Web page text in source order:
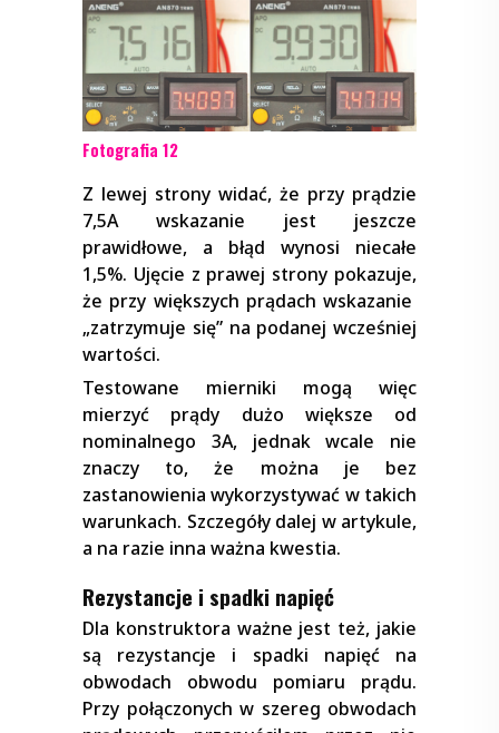
Fotografia 12
Z lewej strony widać, że przy prądzie
7,5A wskazanie jest jeszcze
prawidłowe, a błąd wynosi niecałe
1,5%. Ujęcie z prawej strony pokazuje,
że przy większych prądach wskazanie
„zatrzymuje się” na podanej wcześniej
wartości.
Testowane mierniki mogą więc
mierzyć prądy dużo większe od
nominalnego 3A, jednak wcale nie
znaczy to, że można je bez
zastanowienia wykorzystywać w takich
warunkach. Szczegóły dalej w artykule,
a na razie inna ważna kwestia.
Rezystancje i spadki napięć
Dla konstruktora ważne jest też, jakie
są rezystancje i spadki napięć na
obwodach obwodu pomiaru prądu.
Przy połączonych w szereg obwodach